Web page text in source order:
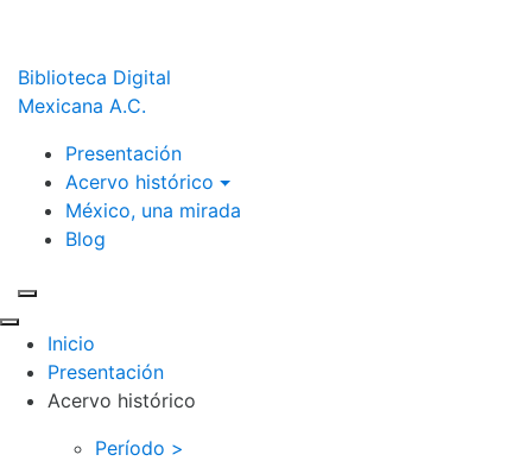
Biblioteca Digital
Mexicana A.C.
Presentación
Acervo histórico
México, una mirada
Blog
Inicio
Presentación
Acervo histórico
Período >